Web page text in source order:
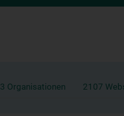
3 Organisationen 2107